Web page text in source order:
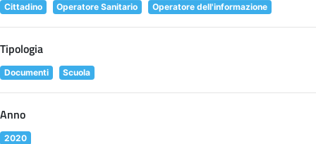
Cittadino Operatore Sanitario Operatore dell'informazione
Tipologia
Documenti Scuola
Anno
2020